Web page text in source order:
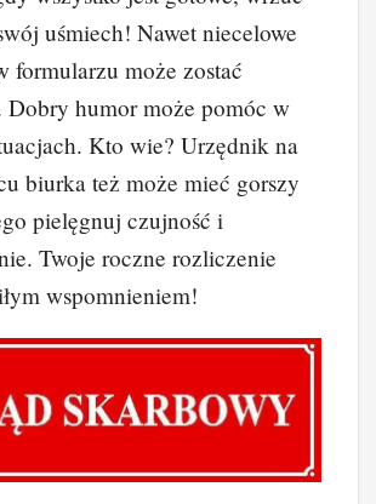
uśmiech! Nawet niecelowe
formularzu może zostać
Dobry humor może pomóc w
Kto wie? Urzędnik na
biurka też może mieć gorszy
pielęgnuj czujność i
Twoje roczne rozliczenie
wspomnieniem!